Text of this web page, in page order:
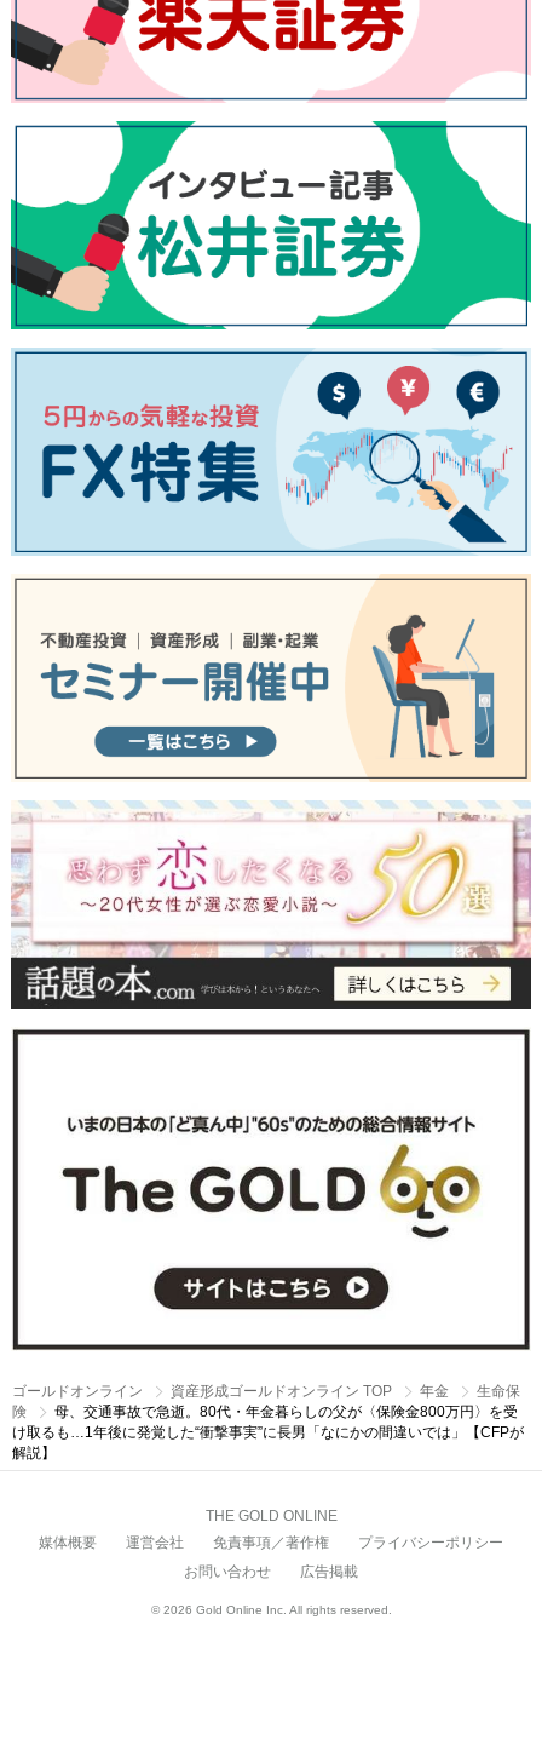
ゴールドオンライン 資産形成ゴールドオンライン TOP 年金
生命保
険
母、交通事故で急逝。80代・年金暮らしの父が〈保険金800万円〉を受
け取るも…1年後に発覚した“衝撃事実”に長男「なにかの間違いでは」【CFPが
解説】
THE GOLD ONLINE
媒体概要
運営会社 免責事項／著作権
プライバシーポリシー
お問い合わせ
広告掲載
© 2026 Gold Online Inc. All rights reserved.